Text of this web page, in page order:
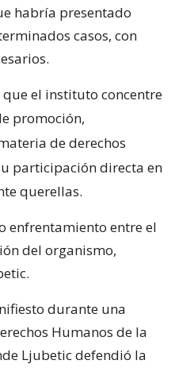
habría presentado
casos, con
el instituto concentre
promoción,
de derechos
participación directa en
querellas.
enfrentamiento entre el
del organismo,
durante una
Humanos de la
Ljubetic defendió la